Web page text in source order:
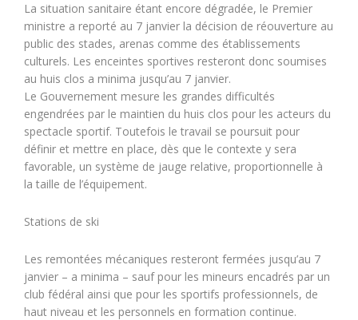
La situation sanitaire étant encore dégradée, le Premier
ministre a reporté au 7 janvier la décision de réouverture au
public des stades, arenas comme des établissements
culturels. Les enceintes sportives resteront donc soumises
au huis clos a minima jusqu’au 7 janvier.
Le Gouvernement mesure les grandes difficultés
engendrées par le maintien du huis clos pour les acteurs du
spectacle sportif. Toutefois le travail se poursuit pour
définir et mettre en place, dès que le contexte y sera
favorable, un système de jauge relative, proportionnelle à
la taille de l’équipement.
Stations de ski
Les remontées mécaniques resteront fermées jusqu’au 7
janvier – a minima – sauf pour les mineurs encadrés par un
club fédéral ainsi que pour les sportifs professionnels, de
haut niveau et les personnels en formation continue.